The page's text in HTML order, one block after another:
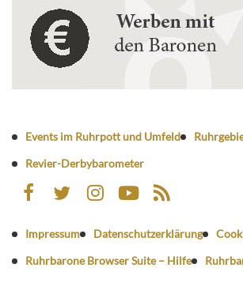
Events im Ruhrpott und Umfeld
Revier-Derbybarometer
Impressum Datenschutzerklärung
Ruhrbarone Browser Suite – Hilfe